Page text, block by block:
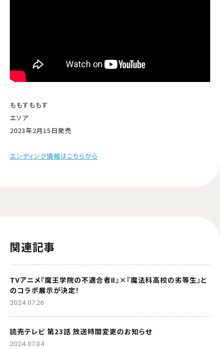
ももすももす
エソア
2023年2月15日発売
エンディング情報はこちらから
関連記事
TVアニメ『魔王学院の不適合者Ⅱ』×『魔法科高校の劣等生』と
のコラボ展示が決定！
2024.07.26
読売テレビ 第23話 放送時間変更のお知らせ
2024.07.04